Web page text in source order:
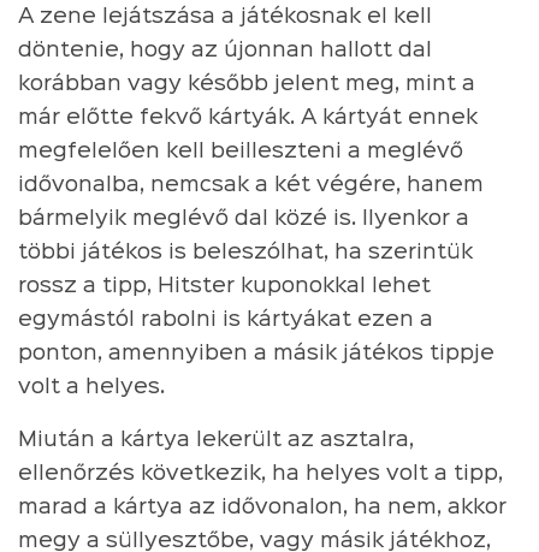
A zene lejátszása a játékosnak el kell
döntenie, hogy az újonnan hallott dal
korábban vagy később jelent meg, mint a
már előtte fekvő kártyák. A kártyát ennek
megfelelően kell beilleszteni a meglévő
idővonalba, nemcsak a két végére, hanem
bármelyik meglévő dal közé is. Ilyenkor a
többi játékos is beleszólhat, ha szerintük
rossz a tipp, Hitster kuponokkal lehet
egymástól rabolni is kártyákat ezen a
ponton, amennyiben a másik játékos tippje
volt a helyes.
Miután a kártya lekerült az asztalra,
ellenőrzés következik, ha helyes volt a tipp,
marad a kártya az idővonalon, ha nem, akkor
megy a süllyesztőbe, vagy másik játékhoz,